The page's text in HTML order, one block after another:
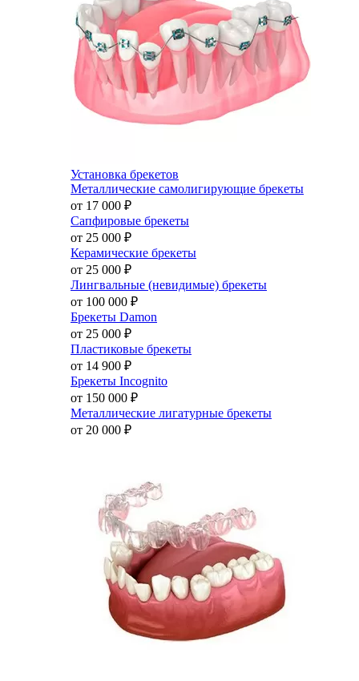
Установка брекетов
Металлические самолигирующие брекеты
от 17 000 ₽
Сапфировые брекеты
от 25 000 ₽
Керамические брекеты
от 25 000 ₽
Лингвальные (невидимые) брекеты
от 100 000 ₽
Брекеты Damon
от 25 000 ₽
Пластиковые брекеты
от 14 900 ₽
Брекеты Incognito
от 150 000 ₽
Металлические лигатурные брекеты
от 20 000 ₽